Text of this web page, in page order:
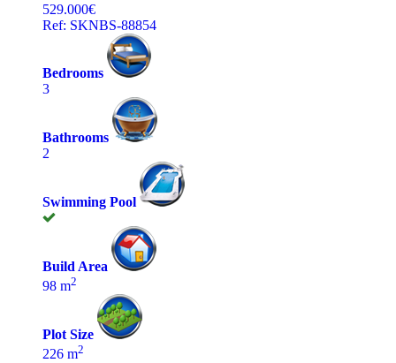
529.000€
Ref: SKNBS-88854
Bedrooms
3
Bathrooms
2
Swimming Pool
Build Area
98 m2
Plot Size
226 m2